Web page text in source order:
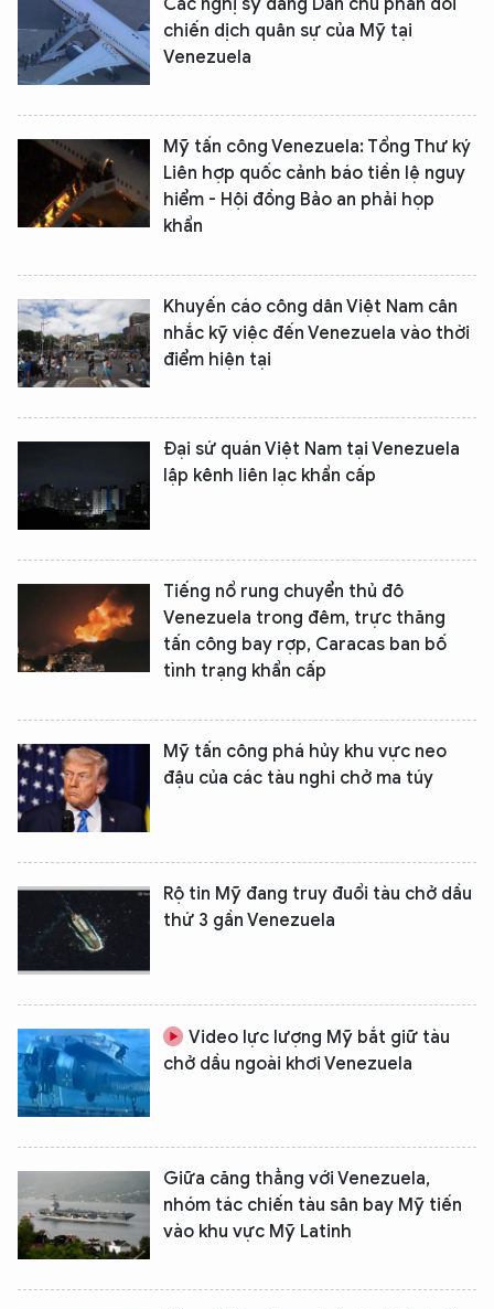
Các nghị sỹ đảng Dân chủ phản đối
chiến dịch quân sự của Mỹ tại
Venezuela
Mỹ tấn công Venezuela: Tổng Thư ký
Liên hợp quốc cảnh báo tiền lệ nguy
hiểm - Hội đồng Bảo an phải họp
khẩn
Khuyến cáo công dân Việt Nam cân
nhắc kỹ việc đến Venezuela vào thời
điểm hiện tại
Đại sứ quán Việt Nam tại Venezuela
lập kênh liên lạc khẩn cấp
Tiếng nổ rung chuyển thủ đô
Venezuela trong đêm, trực thăng
tấn công bay rợp, Caracas ban bố
tình trạng khẩn cấp
Mỹ tấn công phá hủy khu vực neo
đậu của các tàu nghi chở ma túy
Rộ tin Mỹ đang truy đuổi tàu chở dầu
thứ 3 gần Venezuela
Video lực lượng Mỹ bắt giữ tàu
chở dầu ngoài khơi Venezuela
Giữa căng thẳng với Venezuela,
nhóm tác chiến tàu sân bay Mỹ tiến
vào khu vực Mỹ Latinh
XIN CHÀO,
TÔI LÀ CHATBOT CỦA
Hãy hỏi tôi bất kỳ điều gì bạn cần biết về
An Ninh Thủ Đô nhé. Tôi sẵn sàng hỗ trợ!